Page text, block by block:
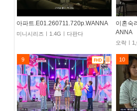
아파트.E01.260711.720p.WANNA
미니시리즈ㅣ1.4Gㅣ다판다
이혼숙
ANNA
오락ㅣ
9 10